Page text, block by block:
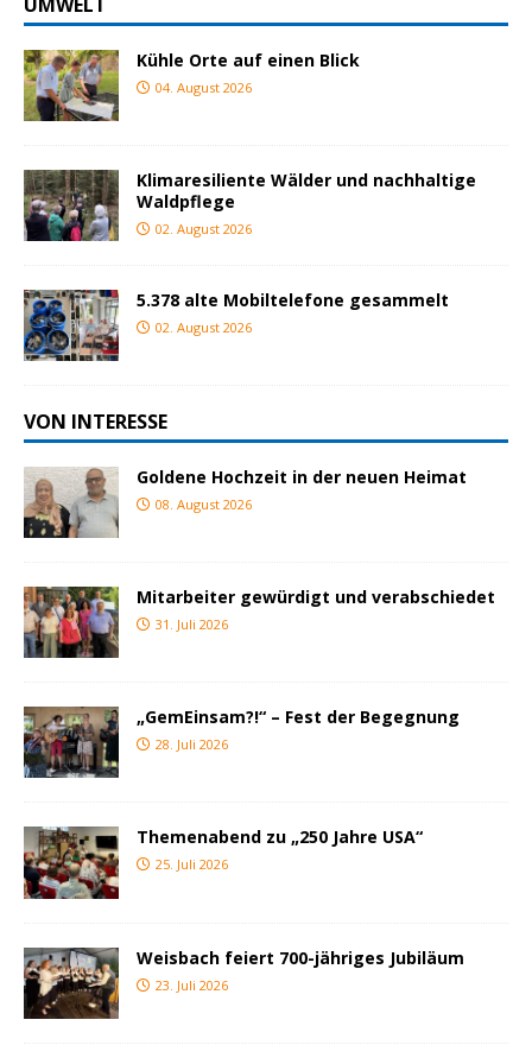
Kühle Orte auf einen Blick
04. August 2026
Klimaresiliente Wälder und nachhaltige
Waldpflege
02. August 2026
5.378 alte Mobiltelefone gesammelt
02. August 2026
VON INTERESSE
Goldene Hochzeit in der neuen Heimat
08. August 2026
Mitarbeiter gewürdigt und verabschiedet
31. Juli 2026
„GemEinsam?!“ – Fest der Begegnung
28. Juli 2026
Themenabend zu „250 Jahre USA“
25. Juli 2026
Weisbach feiert 700-jähriges Jubiläum
23. Juli 2026